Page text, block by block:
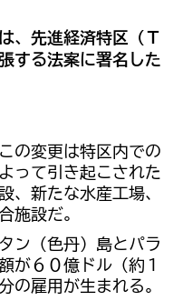
、先進経済特区（Ｔ
する法案に署名した
の変更は特区内での
って引き起こされた
、新たな水産工場、
施設だ。
ン（色丹）島とパラ
が６０億ドル（約１
の雇用が生まれる。